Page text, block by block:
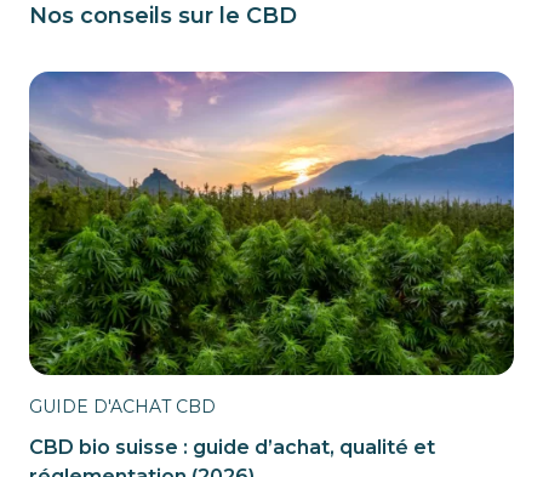
Nos conseils sur le CBD
GUIDE D'ACHAT CBD
CBD bio suisse : guide d’achat, qualité et